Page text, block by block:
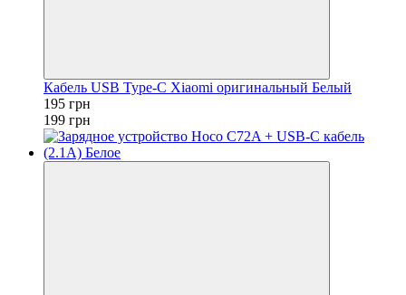
Кабель USB Type-C Xiaomi оригинальный Белый
195 грн
199 грн